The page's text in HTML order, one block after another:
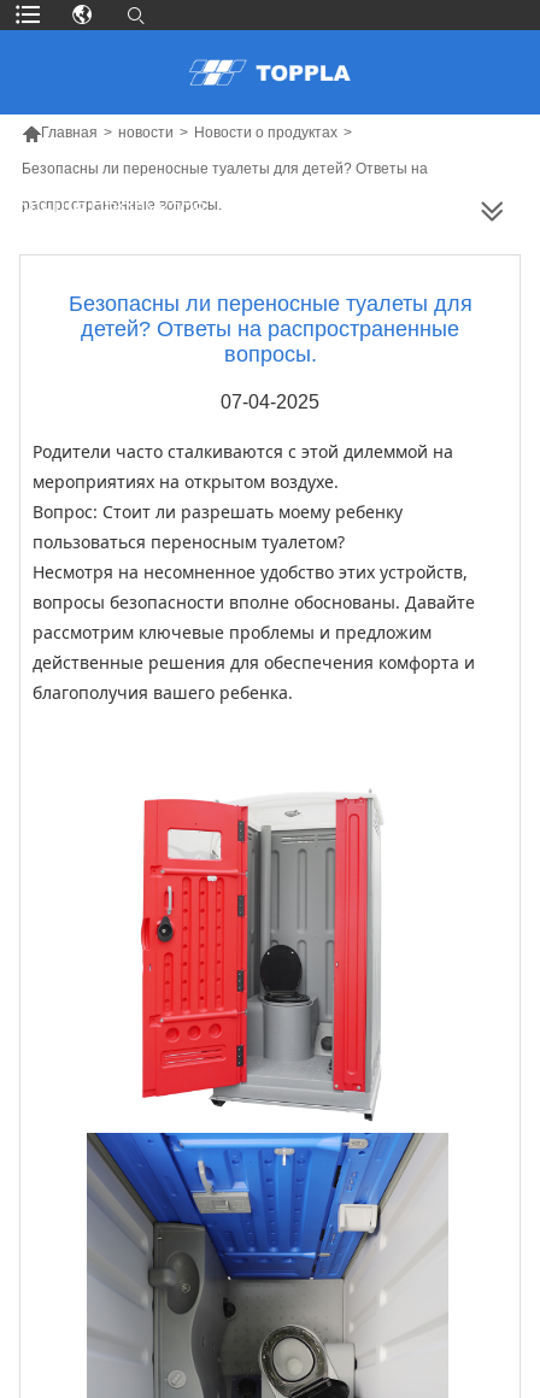
Главная > новости > Новости о продуктах >
Безопасны ли переносные туалеты для детей? Ответы на
распространенные вопросы.
БОЛЬШЕ ПРОДУКТОВ
Безопасны ли переносные туалеты для
детей? Ответы на распространенные
вопросы.
07-04-2025
Родители часто сталкиваются с этой дилеммой на
мероприятиях на открытом воздухе.
Вопрос: Стоит ли разрешать моему ребенку
пользоваться переносным туалетом?
Несмотря на несомненное удобство этих устройств,
вопросы безопасности вполне обоснованы. Давайте
рассмотрим ключевые проблемы и предложим
действенные решения для обеспечения комфорта и
благополучия вашего ребенка.